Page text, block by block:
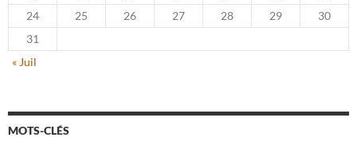
24
25 26 27 28 29
30
31
« Juil
MOTS-CLÉS